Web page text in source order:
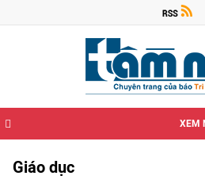
XEM
Giáo dục